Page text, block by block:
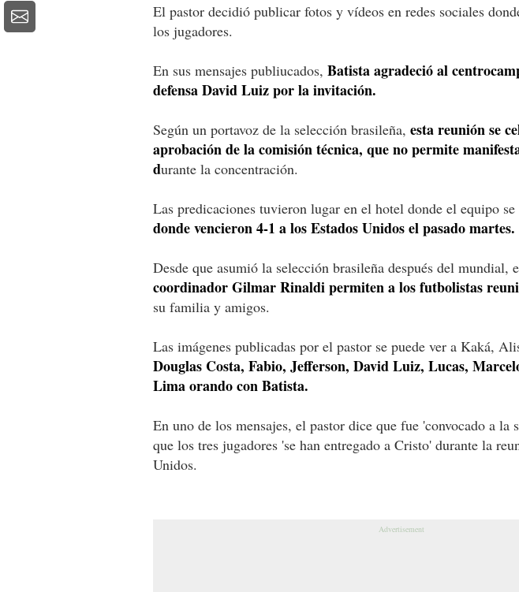
El pastor decidió publicar fotos y vídeos en redes sociales
los jugadores.
En sus mensajes publiucados, Batista agradeció al
defensa David Luiz por la invitación.
Según un portavoz de la selección brasileña, esta reunión se
aprobación de la comisión técnica, que no permite
durante la concentración.
Las predicaciones tuvieron lugar en el hotel donde el equipo
donde vencieron 4-1 a los Estados Unidos el pasado martes.
Desde que asumió la selección brasileña después del mundial,
coordinador Gilmar Rinaldi permiten a los futbolistas
su familia y amigos.
Las imágenes publicadas por el pastor se puede ver a Kaká,
Douglas Costa, Fabio, Jefferson, David Luiz, Lucas,
Lima orando con Batista.
En uno de los mensajes, el pastor dice que fue 'convocado a la
que los tres jugadores 'se han entregado a Cristo' durante la
Unidos.